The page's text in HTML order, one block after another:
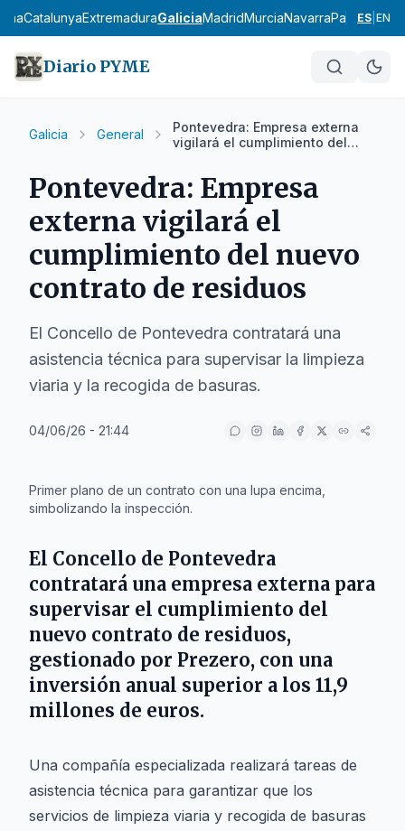
CatalunyaExtremaduraGaliciaMadridMurciaNavarraPaís Vasco
ES EN
Diario PYME
Galicia General
Pontevedra: Empresa externa
vigilará el cumplimiento del
Pontevedra: Empresa
externa vigilará el
cumplimiento del nuevo
contrato de residuos
El Concello de Pontevedra contratará una
asistencia técnica para supervisar la limpieza
viaria y la recogida de basuras.
04/06/26 - 21:44
Primer plano de un contrato con una lupa encima,
simbolizando la inspección.
El Concello de Pontevedra
contratará una empresa externa para
supervisar el cumplimiento del
nuevo contrato de residuos,
gestionado por Prezero, con una
inversión anual superior a los 11,9
millones de euros.
Una compañía especializada realizará tareas de
asistencia técnica para garantizar que los
servicios de limpieza viaria y recogida de basuras